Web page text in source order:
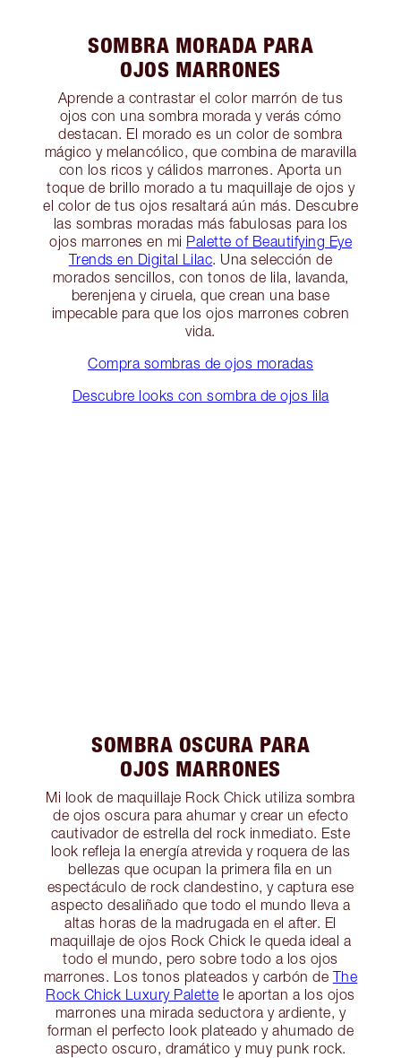
SOMBRA MORADA PARA
OJOS MARRONES
Aprende a contrastar el color marrón de tus
ojos con una sombra morada y verás cómo
destacan. El morado es un color de sombra
mágico y melancólico, que combina de maravilla
con los ricos y cálidos marrones. Aporta un
toque de brillo morado a tu maquillaje de ojos y
el color de tus ojos resaltará aún más. Descubre
las sombras moradas más fabulosas para los
ojos marrones en mi Palette of Beautifying Eye
Trends en Digital Lilac. Una selección de
morados sencillos, con tonos de lila, lavanda,
berenjena y ciruela, que crean una base
impecable para que los ojos marrones cobren
vida.
Compra sombras de ojos moradas
Descubre looks con sombra de ojos lila
SOMBRA OSCURA PARA
OJOS MARRONES
Mi look de maquillaje Rock Chick utiliza sombra
de ojos oscura para ahumar y crear un efecto
cautivador de estrella del rock inmediato. Este
look refleja la energía atrevida y roquera de las
bellezas que ocupan la primera fila en un
espectáculo de rock clandestino, y captura ese
aspecto desaliñado que todo el mundo lleva a
altas horas de la madrugada en el after. El
maquillaje de ojos Rock Chick le queda ideal a
todo el mundo, pero sobre todo a los ojos
marrones. Los tonos plateados y carbón de The
Rock Chick Luxury Palette le aportan a los ojos
marrones una mirada seductora y ardiente, y
forman el perfecto look plateado y ahumado de
aspecto oscuro, dramático y muy punk rock.